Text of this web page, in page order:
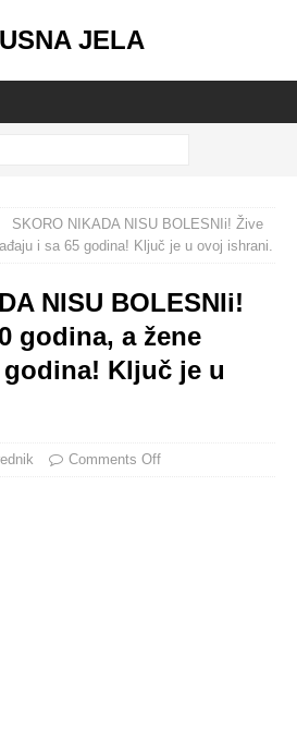
JELA
SKORO NIKADA NISU BOLESNIi! Žive
i sa 65 godina! Ključ je u ovoj ishrani.
NISU BOLESNIi!
godina, a žene
Ključ je u
Comments Off